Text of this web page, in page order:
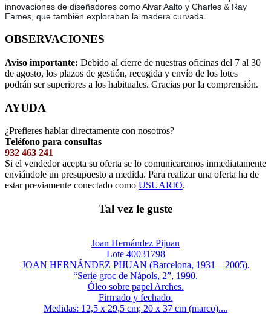
innovaciones de diseñadores como Alvar Aalto y Charles & Ray
Eames, que también exploraban la madera curvada.
OBSERVACIONES
Aviso importante: Debido al cierre de nuestras oficinas del 7 al 30
de agosto, los plazos de gestión, recogida y envío de los lotes
podrán ser superiores a los habituales. Gracias por la comprensión.
AYUDA
¿Prefieres hablar directamente con nosotros?
Teléfono para consultas
932 463 241
Si el vendedor acepta su oferta se lo comunicaremos inmediatamente
enviándole un presupuesto a medida. Para realizar una oferta ha de
estar previamente conectado como USUARIO.
Tal vez le guste
Joan Hernández Pijuan
Lote 40031798
JOAN HERNÁNDEZ PIJUAN (Barcelona, 1931 – 2005).
“Serie groc de Nápols, 2”, 1990.
Óleo sobre papel Arches.
Firmado y fechado.
Medidas: 12,5 x 29,5 cm; 20 x 37 cm (marco)....